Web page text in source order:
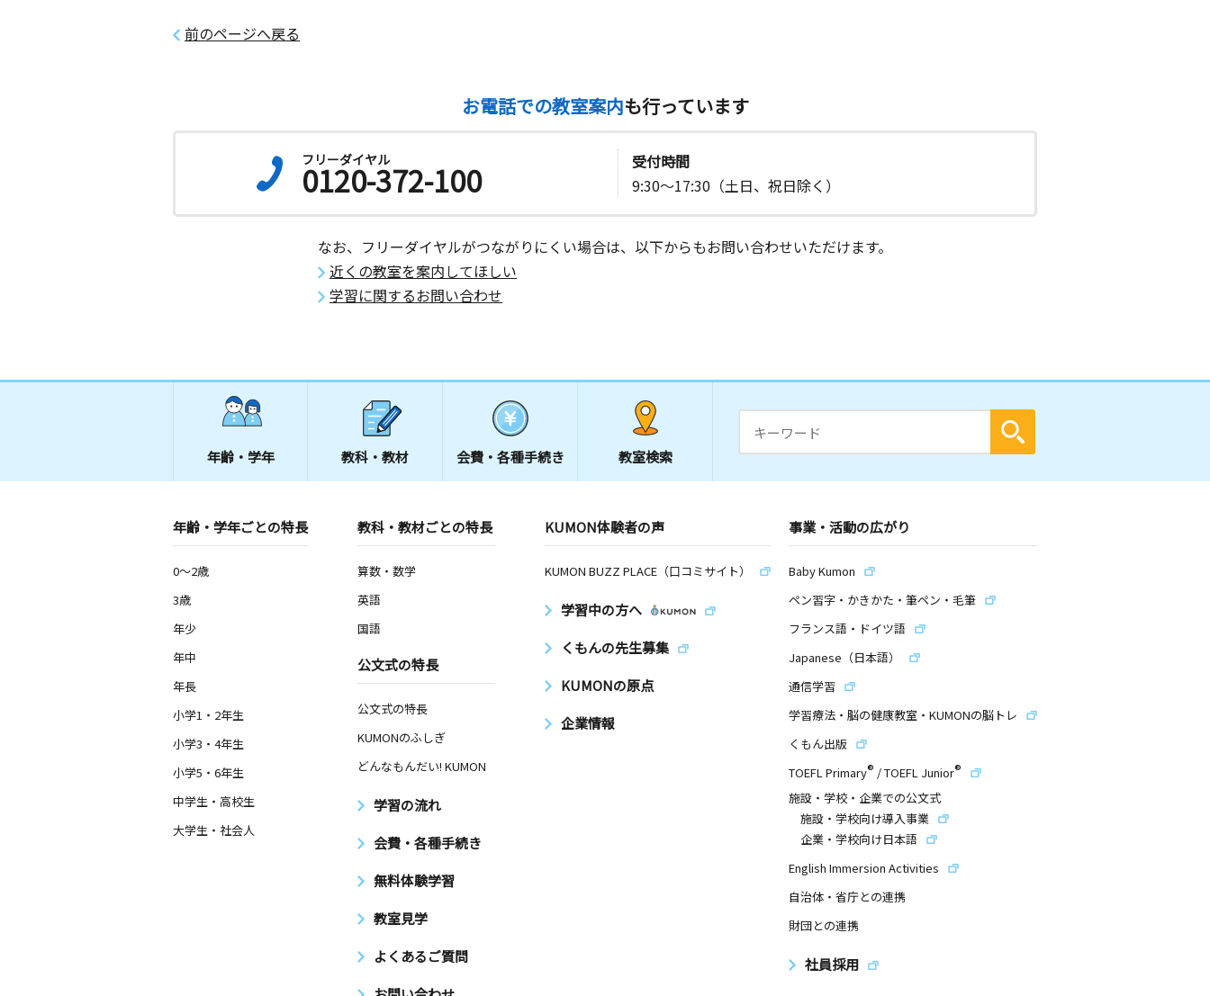
前のページへ戻る
お電話での教室案内も行っています
フリーダイヤル
0120-372-100
受付時間
9:30～17:30（土日、祝日除く）
なお、フリーダイヤルがつながりにくい場合は、以下からもお問い合わせいただけます。
近くの教室を案内してほしい
学習に関するお問い合わせ
年齢・学年 教科・教材 会費・ 各種手続き 教室検索
年齢・学年ごとの特長
0～2歳
3歳
年少
年中
年長
小学1・2年生
小学3・4年生
小学5・6年生
中学生・高校生
大学生・社会人
教科・教材ごとの特長
算数・数学
英語
国語
公文式の特長
公文式の特長
KUMONのふしぎ
どんなもんだい! KUMON
学習の流れ
会費・各種手続き
無料体験学習
教室見学
よくあるご質問
KUMON体験者の声
KUMON BUZZ PLACE（口コミサイト）
学習中の方へ
くもんの先生募集
KUMONの原点
企業情報
事業・活動の広がり
Baby Kumon
ペン習字・かきかた・筆ペン・毛筆
フランス語・ドイツ語
Japanese（日本語）
通信学習
学習療法・脳の健康教室・KUMONの脳トレ
くもん出版
TOEFL Primary® /TOEFL Junior®
施設・学校・企業での公文式
施設・学校向け導入事業
企業・学校向け日本語
English Immersion Activities
自治体・省庁との連携
財団との連携
社員採用